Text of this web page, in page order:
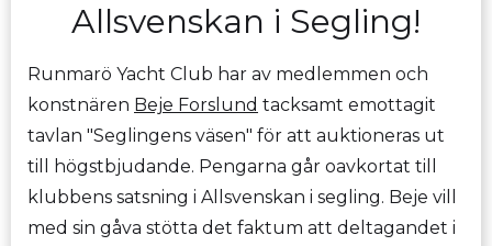
Allsvenskan i Segling!
Runmarö Yacht Club har av medlemmen och
konstnären Beje Forslund tacksamt emottagit
tavlan "Seglingens väsen" för att auktioneras ut
till högstbjudande. Pengarna går oavkortat till
klubbens satsning i Allsvenskan i segling. Beje vill
med sin gåva stötta det faktum att deltagandet i